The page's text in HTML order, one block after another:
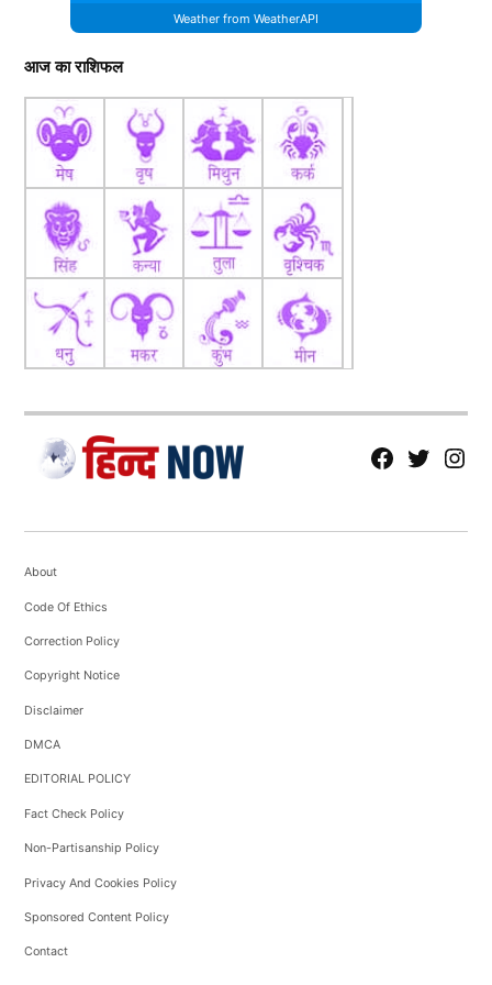
Weather from WeatherAPI
आज का राशिफल
fb Tw tw
About
Code Of Ethics
Correction Policy
Copyright Notice
Disclaimer
DMCA
EDITORIAL POLICY
Fact Check Policy
Non-Partisanship Policy
Privacy And Cookies Policy
Sponsored Content Policy
Contact